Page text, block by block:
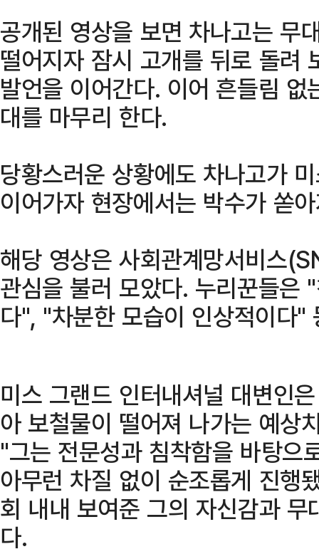
공개된 영상을 보면 차나고는 무
떨어지자 잠시 고개를 뒤로 돌려
발언을 이어간다. 이어 흔들림
대를 마무리 한다.
당황스러운 상황에도 차나고가
이어가자 현장에서는 박수가 쏟
해당 영상은 사회관계망서비스
관심을 불러 모았다. 누리꾼들은
다", "차분한 모습이 인상적이다"
미스 그랜드 인터내셔널 대변인
아 보철물이 떨어져 나가는 예상
"그는 전문성과 침착함을 바탕으
아무런 차질 없이 순조롭게 진행
회 내내 보여준 그의 자신감과
다.